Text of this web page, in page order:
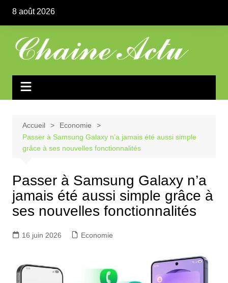
contenu
8 août 2026
Accueil
Economie
Passer à Samsung Galaxy n’a jamais été aussi simple
grâce à ses nouvelles fonctionnalités
Passer à Samsung Galaxy n’a
jamais été aussi simple grâce à
ses nouvelles fonctionnalités
16 juin 2026 Economie